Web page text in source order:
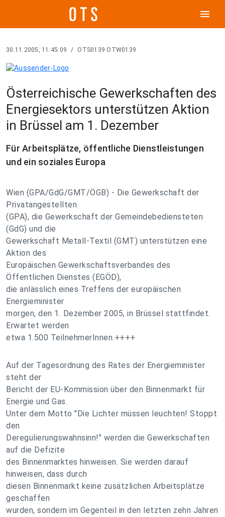
menu
30.11.2005, 11:45:09 / OTS0139 OTW0139
Österreichische Gewerkschaften des
Energiesektors unterstützen Aktion
in Brüssel am 1. Dezember
Für Arbeitsplätze, öffentliche Dienstleistungen
und ein soziales Europa
Wien (GPA/GdG/GMT/ÖGB) - Die Gewerkschaft der
Privatangestellten
(GPA), die Gewerkschaft der Gemeindebediensteten
(GdG) und die
Gewerkschaft Metall-Textil (GMT) unterstützen eine
Aktion des
Europäischen Gewerkschaftsverbandes des
Öffentlichen Dienstes (EGÖD),
die anlässlich eines Treffens der europäischen
Energieminister
morgen, den 1. Dezember 2005, in Brüssel stattfindet.
Erwartet werden
etwa 1.500 TeilnehmerInnen.++++
Auf der Tagesordnung des Rates der Energieminister
steht der
Bericht der EU-Kommission über den Binnenmarkt für
Energie und Gas.
Unter dem Motto "Die Lichter müssen leuchten! Stoppt
den
Deregulierungswahnsinn!" werden die Gewerkschaften
auf die Defizite
des Binnenmarktes hinweisen. Sie werden darauf
hinweisen, dass durch
diesen Binnenmarkt keine zusätzlichen Arbeitsplätze
geschaffen
wurden, sondern im Gegenteil in den letzten zehn Jahren